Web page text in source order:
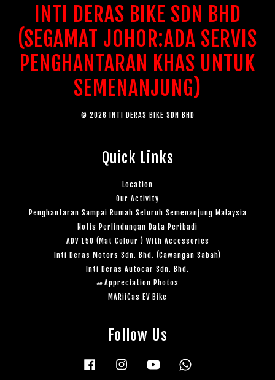
INTI DERAS BIKE SDN BHD
(SEGAMAT JOHOR:ADA SERVIS
PENGHANTARAN KHAS UNTUK
SEMENANJUNG)
© 2026 INTI DERAS BIKE SDN BHD
Quick Links
Location
Our Activity
Penghantaran Sampai Rumah Seluruh Semenanjung Malaysia
Notis Perlindungan Data Peribadi
ADV 150 (Mat Colour ) With Accessories
Inti Deras Motors Sdn. Bhd. (Cawangan Sabah)
Inti Deras Autocar Sdn. Bhd.
🚙Appreciation Photos
MARiiCas EV Bike
Follow Us
Facebook Instagram YouTube